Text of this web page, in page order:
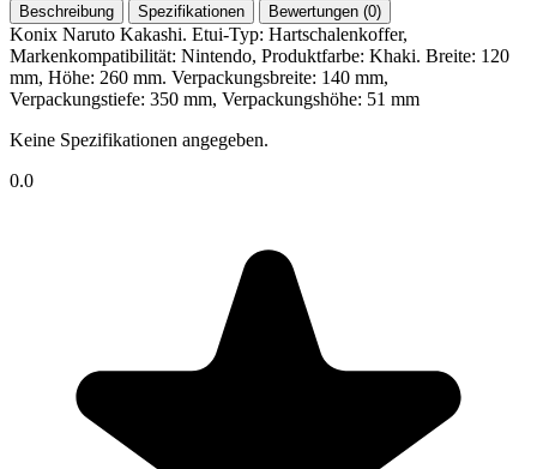
Beschreibung Spezifikationen Bewertungen (0)
Konix Naruto Kakashi. Etui-Typ: Hartschalenkoffer,
Markenkompatibilität: Nintendo, Produktfarbe: Khaki. Breite: 120
mm, Höhe: 260 mm. Verpackungsbreite: 140 mm,
Verpackungstiefe: 350 mm, Verpackungshöhe: 51 mm
Keine Spezifikationen angegeben.
0.0